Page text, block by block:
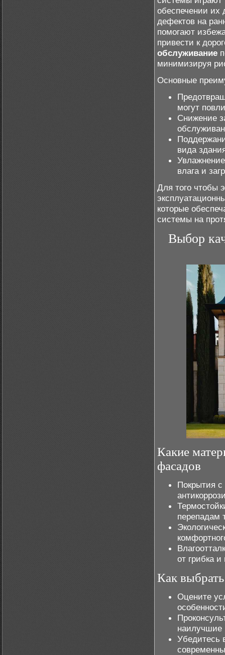
обеспечении их
дефектов на
помогают
привести к
обслуживание
минимизируя
Основные
могут
Снижение
вида
влага и
Для того чтобы
которые
системы на
Выбор
Какие
фасадов
Покрытия с
перепадам
от грибка и
Как
Оцените
наилучшие
Убедитесь